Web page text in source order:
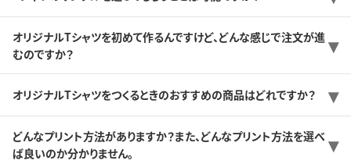
オリジナルTシャツを初めて作るんですけど、どんな感じで注文が進
むのですか？
オリジナルTシャツをつくるときのおすすめの商品はどれですか？
どんなプリント方法がありますか？また、どんなプリント方法を選べ
ば良いのか分かりません。